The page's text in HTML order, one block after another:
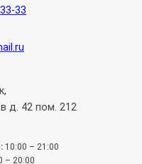
33
д. 42 пом. 212
10:00 – 21:00
– 20:00